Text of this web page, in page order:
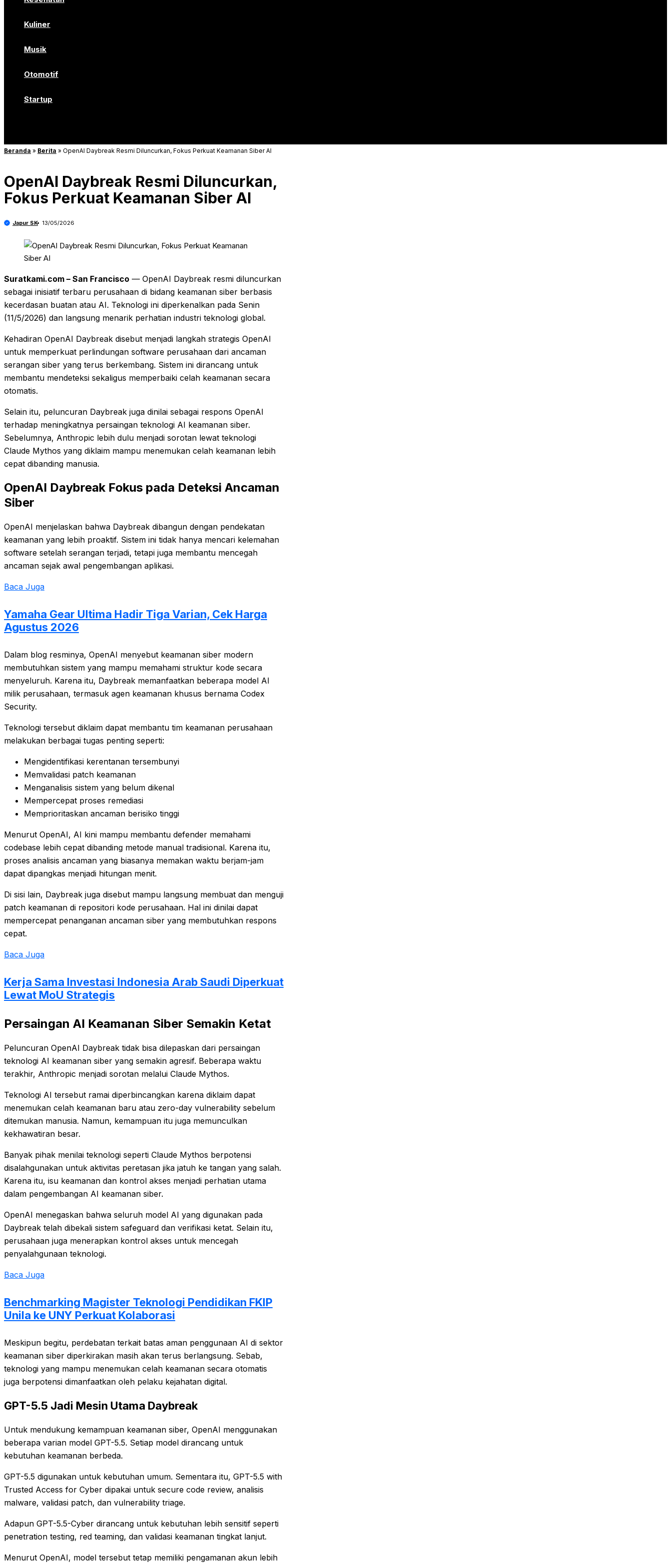
Kuliner
Musik
Otomotif
Startup
Beranda » Berita » OpenAI Daybreak Resmi Diluncurkan, Fokus Perkuat Keamanan Siber AI
OpenAI Daybreak Resmi Diluncurkan,
Fokus Perkuat Keamanan Siber AI
Japur SK 13/05/2026
Suratkami.com – San Francisco — OpenAI Daybreak resmi diluncurkan
sebagai inisiatif terbaru perusahaan di bidang keamanan siber berbasis
kecerdasan buatan atau AI. Teknologi ini diperkenalkan pada Senin
(11/5/2026) dan langsung menarik perhatian industri teknologi global.
Kehadiran OpenAI Daybreak disebut menjadi langkah strategis OpenAI
untuk memperkuat perlindungan software perusahaan dari ancaman
serangan siber yang terus berkembang. Sistem ini dirancang untuk
membantu mendeteksi sekaligus memperbaiki celah keamanan secara
otomatis.
Selain itu, peluncuran Daybreak juga dinilai sebagai respons OpenAI
terhadap meningkatnya persaingan teknologi AI keamanan siber.
Sebelumnya, Anthropic lebih dulu menjadi sorotan lewat teknologi
Claude Mythos yang diklaim mampu menemukan celah keamanan lebih
cepat dibanding manusia.
OpenAI Daybreak Fokus pada Deteksi Ancaman
Siber
OpenAI menjelaskan bahwa Daybreak dibangun dengan pendekatan
keamanan yang lebih proaktif. Sistem ini tidak hanya mencari kelemahan
software setelah serangan terjadi, tetapi juga membantu mencegah
ancaman sejak awal pengembangan aplikasi.
Baca Juga
Yamaha Gear Ultima Hadir Tiga Varian, Cek Harga
Agustus 2026
Dalam blog resminya, OpenAI menyebut keamanan siber modern
membutuhkan sistem yang mampu memahami struktur kode secara
menyeluruh. Karena itu, Daybreak memanfaatkan beberapa model AI
milik perusahaan, termasuk agen keamanan khusus bernama Codex
Security.
Teknologi tersebut diklaim dapat membantu tim keamanan perusahaan
melakukan berbagai tugas penting seperti:
Mengidentifikasi kerentanan tersembunyi
Memvalidasi patch keamanan
Menganalisis sistem yang belum dikenal
Mempercepat proses remediasi
Memprioritaskan ancaman berisiko tinggi
Menurut OpenAI, AI kini mampu membantu defender memahami
codebase lebih cepat dibanding metode manual tradisional. Karena itu,
proses analisis ancaman yang biasanya memakan waktu berjam-jam
dapat dipangkas menjadi hitungan menit.
Di sisi lain, Daybreak juga disebut mampu langsung membuat dan menguji
patch keamanan di repositori kode perusahaan. Hal ini dinilai dapat
mempercepat penanganan ancaman siber yang membutuhkan respons
cepat.
Baca Juga
Kerja Sama Investasi Indonesia Arab Saudi Diperkuat
Lewat MoU Strategis
Persaingan AI Keamanan Siber Semakin Ketat
Peluncuran OpenAI Daybreak tidak bisa dilepaskan dari persaingan
teknologi AI keamanan siber yang semakin agresif. Beberapa waktu
terakhir, Anthropic menjadi sorotan melalui Claude Mythos.
Teknologi AI tersebut ramai diperbincangkan karena diklaim dapat
menemukan celah keamanan baru atau zero-day vulnerability sebelum
ditemukan manusia. Namun, kemampuan itu juga memunculkan
kekhawatiran besar.
Banyak pihak menilai teknologi seperti Claude Mythos berpotensi
disalahgunakan untuk aktivitas peretasan jika jatuh ke tangan yang salah.
Karena itu, isu keamanan dan kontrol akses menjadi perhatian utama
dalam pengembangan AI keamanan siber.
OpenAI menegaskan bahwa seluruh model AI yang digunakan pada
Daybreak telah dibekali sistem safeguard dan verifikasi ketat. Selain itu,
perusahaan juga menerapkan kontrol akses untuk mencegah
penyalahgunaan teknologi.
Baca Juga
Benchmarking Magister Teknologi Pendidikan FKIP
Unila ke UNY Perkuat Kolaborasi
Meskipun begitu, perdebatan terkait batas aman penggunaan AI di sektor
keamanan siber diperkirakan masih akan terus berlangsung. Sebab,
teknologi yang mampu menemukan celah keamanan secara otomatis
juga berpotensi dimanfaatkan oleh pelaku kejahatan digital.
GPT-5.5 Jadi Mesin Utama Daybreak
Untuk mendukung kemampuan keamanan siber, OpenAI menggunakan
beberapa varian model GPT-5.5. Setiap model dirancang untuk
kebutuhan keamanan berbeda.
GPT-5.5 digunakan untuk kebutuhan umum. Sementara itu, GPT-5.5 with
Trusted Access for Cyber dipakai untuk secure code review, analisis
malware, validasi patch, dan vulnerability triage.
Adapun GPT-5.5-Cyber dirancang untuk kebutuhan lebih sensitif seperti
penetration testing, red teaming, dan validasi keamanan tingkat lanjut.
Menurut OpenAI, model tersebut tetap memiliki pengamanan akun lebih